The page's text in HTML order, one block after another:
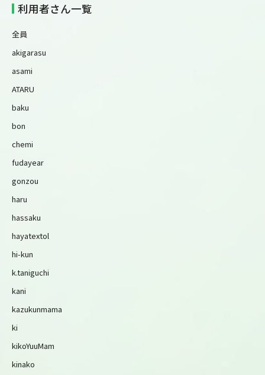
利用者さん一覧
全員
akigarasu
asami
ATARU
baku
bon
chemi
fudayear
gonzou
haru
hassaku
hayatextol
hi-kun
k.taniguchi
kani
kazukunmama
ki
kikoYuuMam
kinako